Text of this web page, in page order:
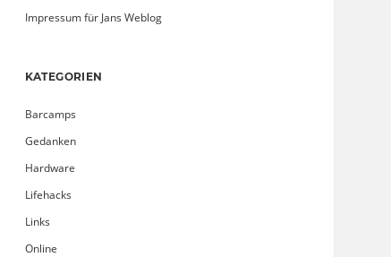
Impressum für Jans Weblog
KATEGORIEN
Barcamps
Gedanken
Hardware
Lifehacks
Links
Online